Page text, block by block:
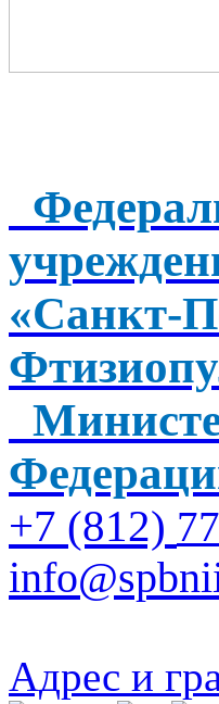
«Санкт-
+7 (812)
Адрес и